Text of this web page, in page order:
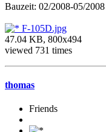
Bauzeit: 02/2008-05/2008
F-105D.jpg
47.04 KB, 800x494
viewed 731 times
thomas
Friends